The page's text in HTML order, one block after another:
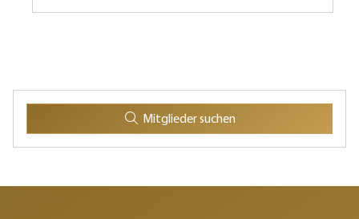
Mitglieder suchen